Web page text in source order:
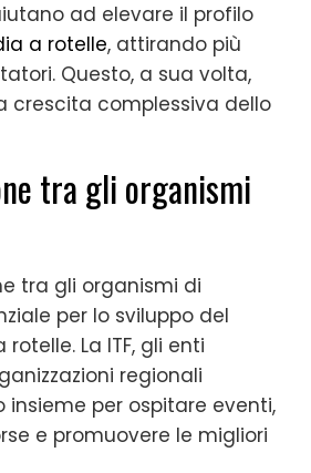
ad elevare il profilo
a rotelle, attirando più
Questo, a sua volta,
crescita complessiva dello
tra gli organismi
tra gli organismi di
per lo sviluppo del
La ITF, gli enti
regionali
insieme per ospitare eventi,
e promuovere le migliori